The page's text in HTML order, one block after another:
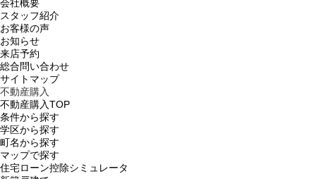
会社概要
スタッフ紹介
お客様の声
お知らせ
来店予約
総合問い合わせ
サイトマップ
不動産購入
不動産購入TOP
条件から探す
学区から探す
町名から探す
マップで探す
住宅ローン控除シミュレータ